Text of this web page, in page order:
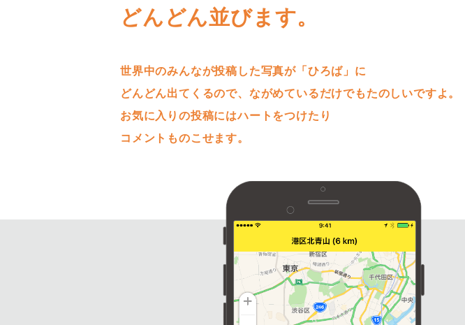
どんどん並びます。
世界中のみんなが投稿した写真が「ひろば」に
どんどん出てくるので、ながめているだけでもたのしいですよ。
お気に入りの投稿にはハートをつけたり
コメントものこせます。